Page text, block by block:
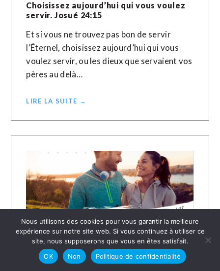
Choisissez aujourd’hui qui vous voulez
servir. Josué 24:15
Et si vous ne trouvez pas bon de servir
l’Éternel, choisissez aujourd’hui qui vous
voulez servir, ou les dieux que servaient vos
pères au delà…
LIRE LA SUITE →
18 AOÛT 2025 ALOYS EVINA
Nous utilisons des cookies pour vous garantir la meilleure
expérience sur notre site web. Si vous continuez à utiliser ce
site, nous supposerons que vous en êtes satisfait.
OK
Non Politique de confidentialité